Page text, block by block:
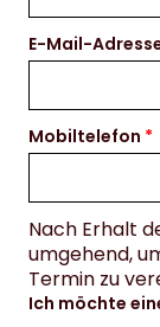
E-Mail-
Mobiltelefon
Nach Erhalt
umgehend,
Termin zu
Ich möchte